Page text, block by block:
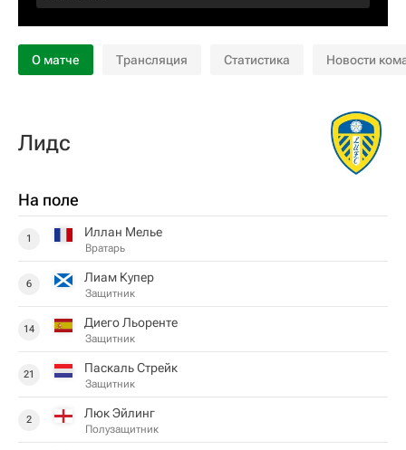
О матче Трансляция Статистика Новости
Лидс
На поле
1 Иллан Мелье
Вратарь
6 Лиам Купер
Защитник
14 Диего Льоренте
Защитник
21 Паскаль Стрейк
Защитник
2 Люк Эйлинг
Полузащитник